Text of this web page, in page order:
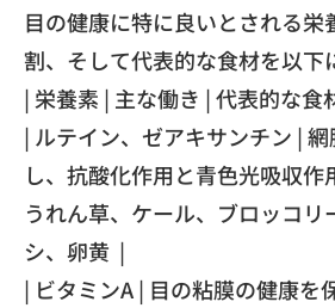
目の健康に特に良いとされる栄
割、そして代表的な食材を以下
| 栄養素 | 主な働き | 代表的な食
| ルテイン、ゼアキサンチン |
し、抗酸化作用と青色光吸収
うれん草、ケール、ブロッコリ
シ、卵黄 |
| ビタミンA | 目の粘膜の健康を